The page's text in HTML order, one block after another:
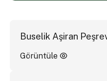
Buselik Aşiran
Görüntüle